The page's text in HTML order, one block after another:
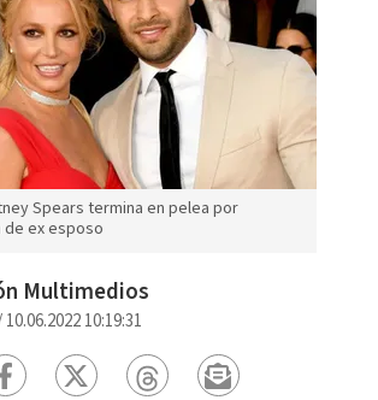
Spears termina en pelea por
ex esposo
Multimedios
10.06.2022 10:19:31